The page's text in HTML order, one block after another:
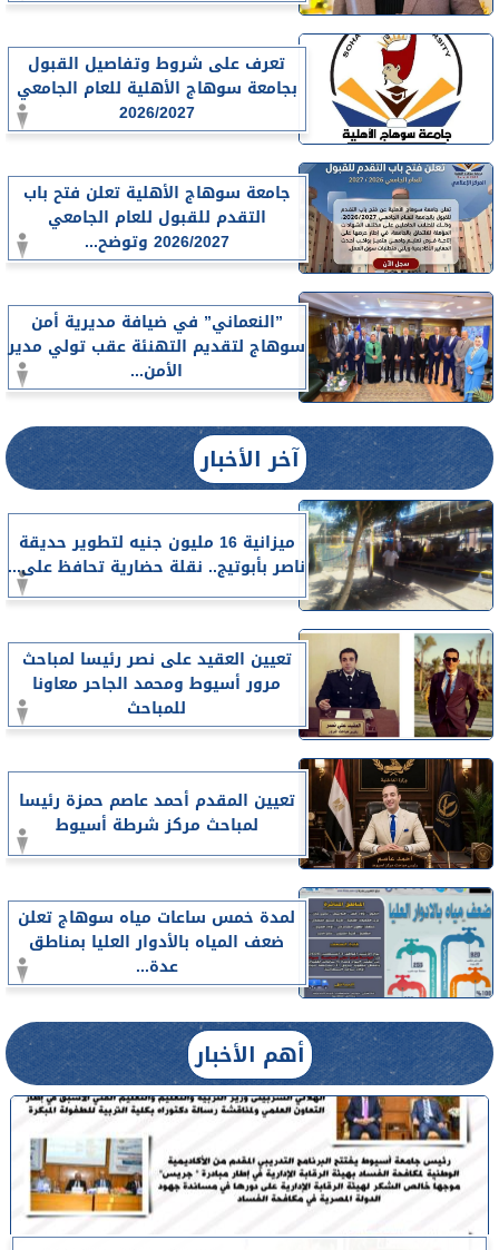
تعرف على شروط وتفاصيل القبول
بجامعة سوهاج الأهلية للعام الجامعي
2026/2027
جامعة سوهاج الأهلية تعلن فتح باب
التقدم للقبول للعام الجامعي
2026/2027 وتوضح...
”النعماني” في ضيافة مديرية أمن
سوهاج لتقديم التهنئة عقب تولي مدير
الأمن...
آخر الأخبار
ميزانية 16 مليون جنيه لتطوير حديقة
ناصر بأبوتيج.. نقلة حضارية تحافظ على...
تعيين العقيد على نصر رئيسا لمباحث
مرور أسيوط ومحمد الجاحر معاونا
للمباحث
تعيين المقدم أحمد عاصم حمزة رئيسا
لمباحث مركز شرطة أسيوط
لمدة خمس ساعات مياه سوهاج تعلن
ضعف المياه بالأدوار العليا بمناطق
عدة...
أهم الأخبار